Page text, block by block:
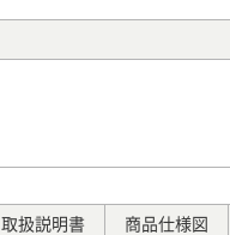
取扱説明書
商品仕様図